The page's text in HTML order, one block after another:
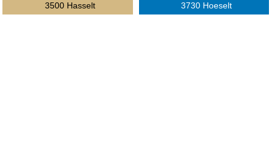
3500 Hasselt
3730 Hoeselt